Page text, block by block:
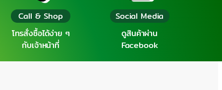
Call & Shop
โทรสั่งซื้อได้ง่าย ๆ
กับเจ้าหน้าที่
Social Media
ดูสินค้าผ่าน
Facebook